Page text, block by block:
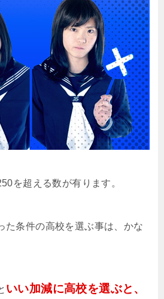
を超える数が有ります。
た条件の高校を選ぶ事は、かな
いい加減に高校を選ぶと、